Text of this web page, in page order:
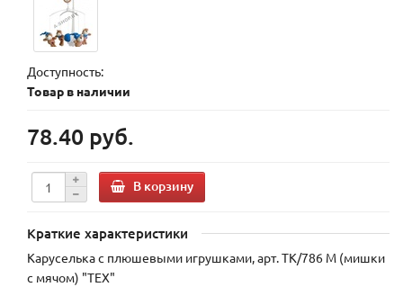
Доступность:
Товар в наличии
78.40 руб.
В корзину
Краткие характеристики
Каруселька с плюшевыми игрушками, арт. TK/786 М (мишки
с мячом) "TEX"